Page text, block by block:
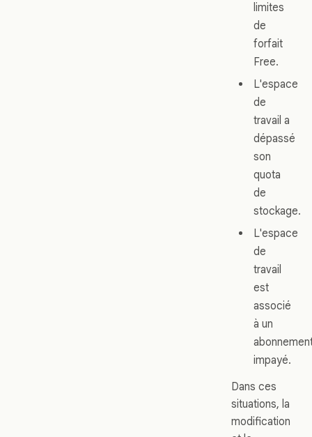
limites
de
forfait
Free.
L'espace
de
travail a
dépassé
son
quota
de
stockage.
L'espace
de
travail
est
associé
à un
impayé.
Dans ces
situations, la
modification